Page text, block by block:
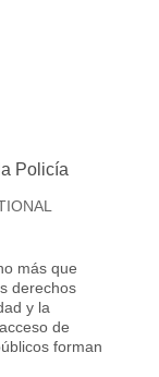
Policía
más que
derechos
y la
de
forman